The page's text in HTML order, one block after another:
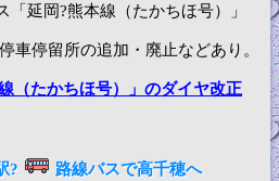
「延岡?熊本線（たかちほ号）」
車停留所の追加・廃止などあり。
（たかちほ号）」のダイヤ改正
?
路線バスで高千穂へ